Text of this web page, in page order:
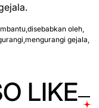
.
,disebabkan oleh,
,mengurangi gejala,
LIKE